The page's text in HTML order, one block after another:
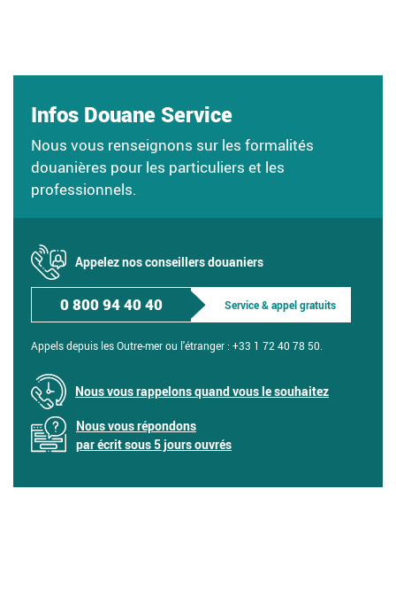
Infos Douane Service
Nous vous renseignons sur les formalités
douanières pour les particuliers et les
professionnels.
Appelez nos conseillers douaniers
0 800 94 40 40 Service & appel gratuits
Appels depuis les Outre-mer ou l'étranger : +33 1 72 40 78 50.
Nous vous rappelons quand vous le souhaitez
Nous vous répondons
par écrit sous 5 jours ouvrés